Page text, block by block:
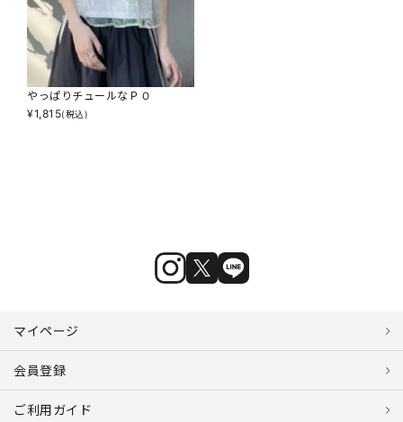
やっぱりチュールなＰＯ
¥1,815(税込)
マイページ
会員登録
ご利用ガイド